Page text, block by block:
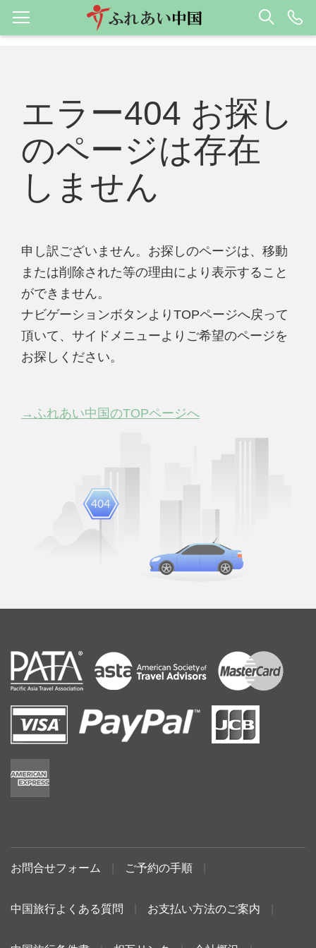
エラー404 お探し
のページは存在
しません
申し訳ございません。お探しのページは、移動
または削除された等の理由により表示すること
ができません。
ナビゲーションボタンよりTOPページへ戻って
頂いて、サイドメニューよりご希望のページを
お探しください。
→ふれあい中国のTOPページへ
お問合せフォーム ご予約の手順
中国旅行よくある質問 お支払い方法のご案内